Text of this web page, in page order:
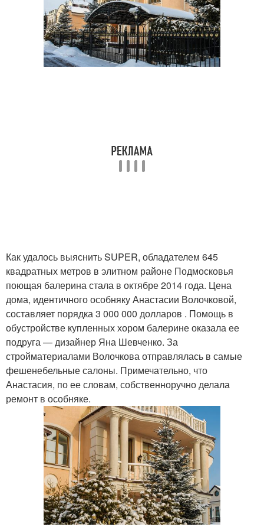
Как удалось выяснить SUPER, обладателем 645
квадратных метров в элитном районе Подмосковья
поющая балерина стала в октябре 2014 года. Цена
дома, идентичного особняку Анастасии Волочковой,
составляет порядка 3 000 000 долларов . Помощь в
обустройстве купленных хором балерине оказала ее
подруга — дизайнер Яна Шевченко. За
стройматериалами Волочкова отправлялась в самые
фешенебельные салоны. Примечательно, что
Анастасия, по ее словам, собственноручно делала
ремонт в особняке.